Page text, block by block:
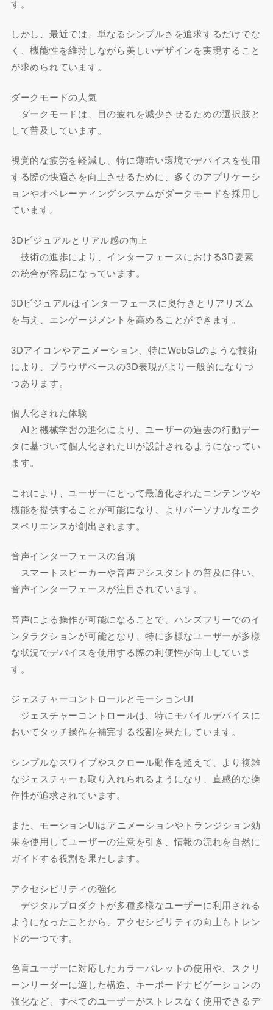
す。
しかし、最近では、単なるシンプルさを追求するだけでな
く、機能性を維持しながら美しいデザインを実現すること
が求められています。
ダークモードの人気
ダークモードは、目の疲れを減少させるための選択肢と
して普及しています。
視覚的な疲労を軽減し、特に薄暗い環境でデバイスを使用
する際の快適さを向上させるために、多くのアプリケーシ
ョンやオペレーティングシステムがダークモードを採用し
ています。
3Dビジュアルとリアル感の向上
技術の進歩により、インターフェースにおける3D要素
の統合が容易になっています。
3Dビジュアルはインターフェースに奥行きとリアリズム
を与え、エンゲージメントを高めることができます。
3Dアイコンやアニメーション、特にWebGLのような技術
により、ブラウザベースの3D表現がより一般的になりつ
つあります。
個人化された体験
AIと機械学習の進化により、ユーザーの過去の行動デー
タに基づいて個人化されたUIが設計されるようになってい
ます。
これにより、ユーザーにとって最適化されたコンテンツや
機能を提供することが可能になり、よりパーソナルなエク
スペリエンスが創出されます。
音声インターフェースの台頭
スマートスピーカーや音声アシスタントの普及に伴い、
音声インターフェースが注目されています。
音声による操作が可能になることで、ハンズフリーでのイ
ンタラクションが可能となり、特に多様なユーザーが多様
な状況でデバイスを使用する際の利便性が向上していま
す。
ジェスチャーコントロールとモーションUI
ジェスチャーコントロールは、特にモバイルデバイスに
おいてタッチ操作を補完する役割を果たしています。
シンプルなスワイプやスクロール動作を超えて、より複雑
なジェスチャーも取り入れられるようになり、直感的な操
作性が追求されています。
また、モーションUIはアニメーションやトランジション効
果を使用してユーザーの注意を引き、情報の流れを自然に
ガイドする役割を果たします。
アクセシビリティの強化
デジタルプロダクトが多種多様なユーザーに利用される
ようになったことから、アクセシビリティの向上もトレン
ドの一つです。
色盲ユーザーに対応したカラーパレットの使用や、スクリ
ーンリーダーに適した構造、キーボードナビゲーションの
強化など、すべてのユーザーがストレスなく使用できるデ